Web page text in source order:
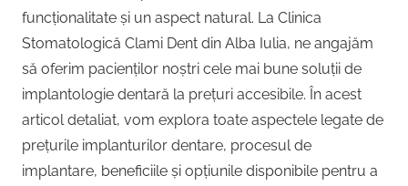
funcționalitate și un aspect natural. La Clinica
Stomatologică Clami Dent din Alba Iulia, ne angajăm
să oferim pacienților noștri cele mai bune soluții de
implantologie dentară la prețuri accesibile. În acest
articol detaliat, vom explora toate aspectele legate de
prețurile implanturilor dentare, procesul de
implantare, beneficiile și opțiunile disponibile pentru a